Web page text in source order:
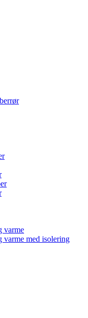
varme
varme med isolering